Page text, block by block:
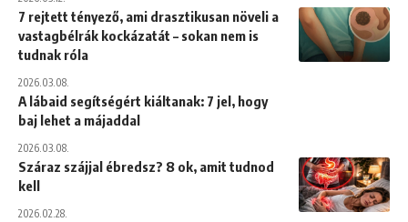
7 rejtett tényező, ami drasztikusan növeli a
vastagbélrák kockázatát – sokan nem is
tudnak róla
2026.03.08.
A lábaid segítségért kiáltanak: 7 jel, hogy
baj lehet a májaddal
2026.03.08.
Száraz szájjal ébredsz? 8 ok, amit tudnod
kell
2026.02.28.